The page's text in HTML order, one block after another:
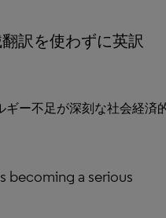
訳を使わずに英訳
ギー不足が深刻な社会経済
becoming a serious